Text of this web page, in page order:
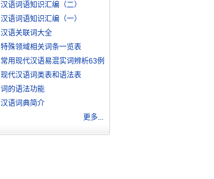
汉语词语知识汇编（二）
汉语词语知识汇编（一）
汉语关联词大全
特殊领域相关词条一览表
常用现代汉语易混实词辨析63例
现代汉语词类表和语法表
词的语法功能
汉语词典简介
更多...